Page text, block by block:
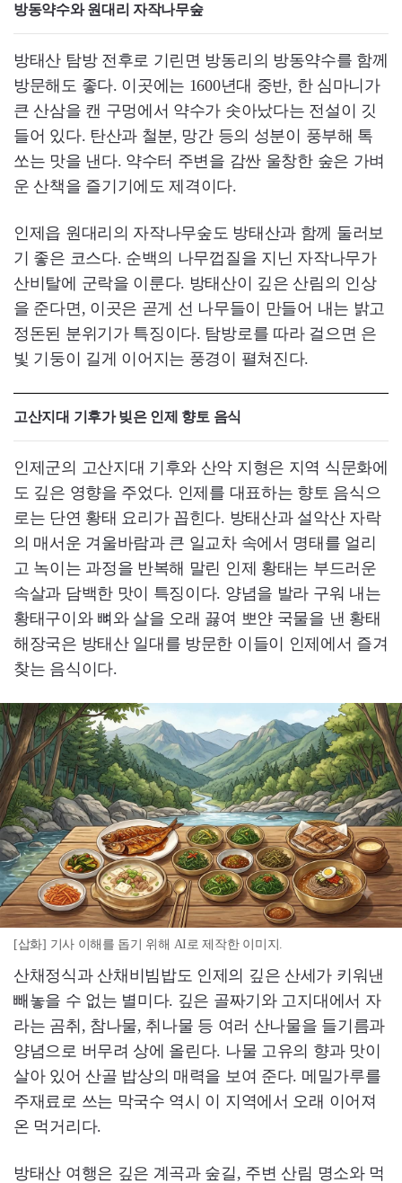
방동약수와 원대리 자작나무숲
방태산 탐방 전후로 기린면 방동리의 방동약수를 함께
방문해도 좋다. 이곳에는 1600년대 중반, 한 심마니가
큰 산삼을 캔 구멍에서 약수가 솟아났다는 전설이 깃
들어 있다. 탄산과 철분, 망간 등의 성분이 풍부해 톡
쏘는 맛을 낸다. 약수터 주변을 감싼 울창한 숲은 가벼
운 산책을 즐기기에도 제격이다.
인제읍 원대리의 자작나무숲도 방태산과 함께 둘러보
기 좋은 코스다. 순백의 나무껍질을 지닌 자작나무가
산비탈에 군락을 이룬다. 방태산이 깊은 산림의 인상
을 준다면, 이곳은 곧게 선 나무들이 만들어 내는 밝고
정돈된 분위기가 특징이다. 탐방로를 따라 걸으면 은
빛 기둥이 길게 이어지는 풍경이 펼쳐진다.
고산지대 기후가 빚은 인제 향토 음식
인제군의 고산지대 기후와 산악 지형은 지역 식문화에
도 깊은 영향을 주었다. 인제를 대표하는 향토 음식으
로는 단연 황태 요리가 꼽힌다. 방태산과 설악산 자락
의 매서운 겨울바람과 큰 일교차 속에서 명태를 얼리
고 녹이는 과정을 반복해 말린 인제 황태는 부드러운
속살과 담백한 맛이 특징이다. 양념을 발라 구워 내는
황태구이와 뼈와 살을 오래 끓여 뽀얀 국물을 낸 황태
해장국은 방태산 일대를 방문한 이들이 인제에서 즐겨
찾는 음식이다.
[삽화] 기사 이해를 돕기 위해 AI로 제작한 이미지.
산채정식과 산채비빔밥도 인제의 깊은 산세가 키워낸
빼놓을 수 없는 별미다. 깊은 골짜기와 고지대에서 자
라는 곰취, 참나물, 취나물 등 여러 산나물을 들기름과
양념으로 버무려 상에 올린다. 나물 고유의 향과 맛이
살아 있어 산골 밥상의 매력을 보여 준다. 메밀가루를
주재료로 쓰는 막국수 역시 이 지역에서 오래 이어져
온 먹거리다.
방태산 여행은 깊은 계곡과 숲길, 주변 산림 명소와 먹